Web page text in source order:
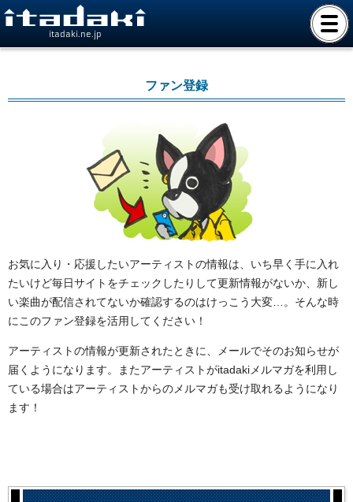
itadaki.ne.jp
ファン登録
お気に入り・応援したいアーティストの情報は、いち早く手に入れ
たいけど毎日サイトをチェックしたりして更新情報がないか、新し
い楽曲が配信されてないか確認するのはけっこう大変…。そんな時
にこのファン登録を活用してください！
アーティストの情報が更新されたときに、メールでそのお知らせが
届くようになります。またアーティストがitadakiメルマガを利用し
ている場合はアーティストからのメルマガも受け取れるようになり
ます！